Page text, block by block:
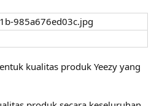
kualitas produk Yeezy yang